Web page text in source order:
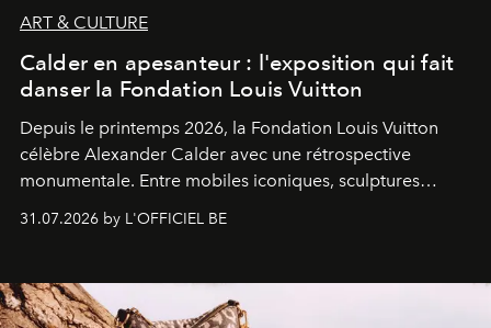
ART & CULTURE
Calder en apesanteur : l'exposition qui fait
danser la Fondation Louis Vuitton
Depuis le printemps 2026, la Fondation Louis Vuitton
célèbre Alexander Calder avec une rétrospective
monumentale. Entre mobiles iconiques, sculptures
américain investit les espaces imaginés par Frank Gehry
sculpture.
31.07.2026 by L'OFFICIEL BE